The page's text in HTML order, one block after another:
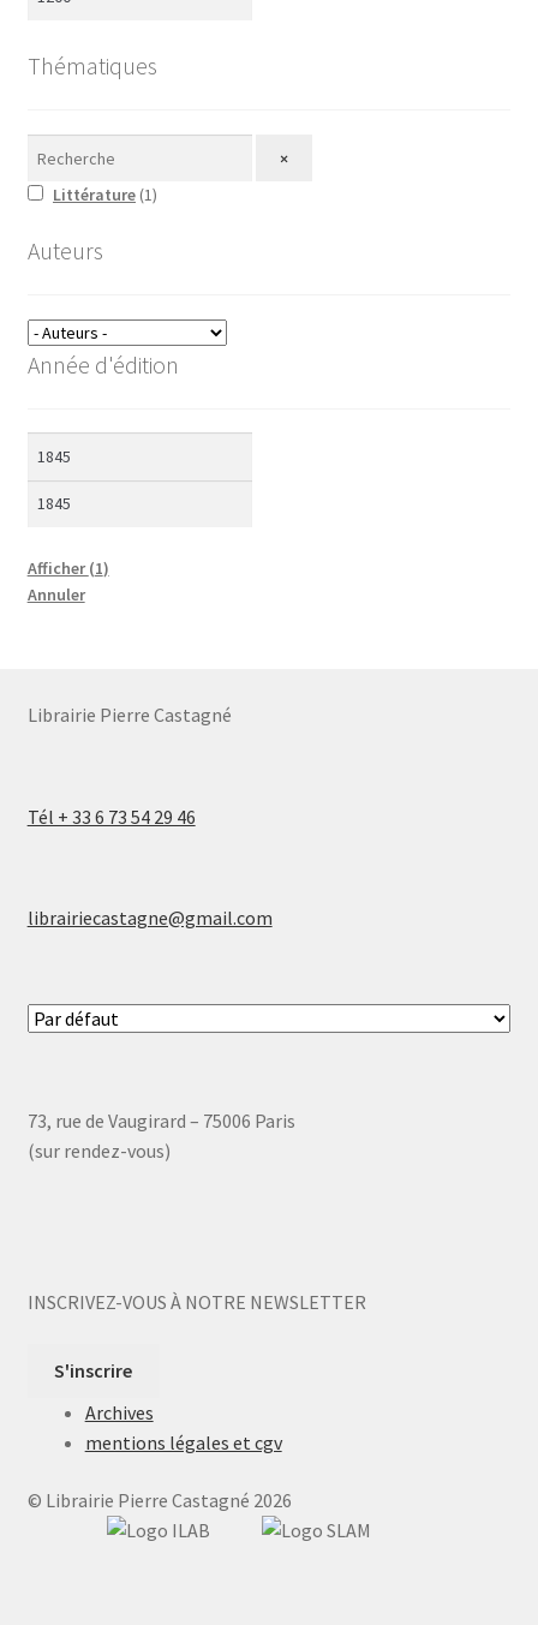
Thématiques
×
Littérature (1)
Auteurs
Année d'édition
Afficher(1)
Annuler
Librairie Pierre Castagné
Tél + 33 6 73 54 29 46
librairiecastagne@gmail.com
73, rue de Vaugirard – 75006 Paris
(sur rendez-vous)
INSCRIVEZ-VOUS À NOTRE NEWSLETTER
S'inscrire
Archives
mentions légales et cgv
© Librairie Pierre Castagné 2026